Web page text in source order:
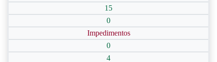
15
0
Impedimentos
0
4